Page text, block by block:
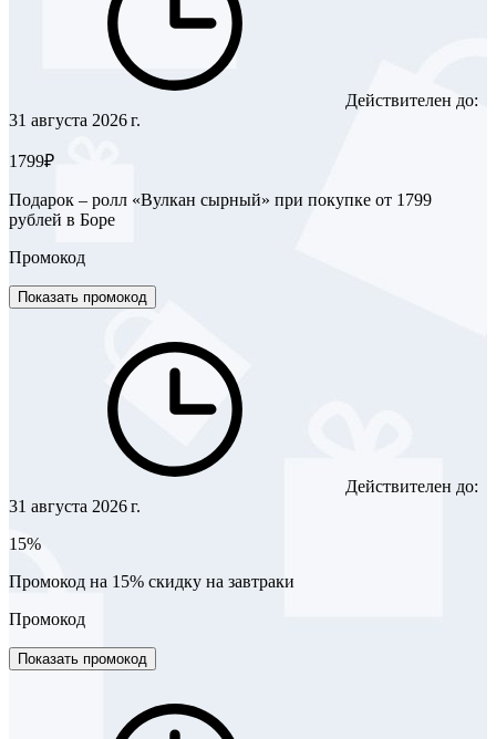
Действителен до:
31 августа 2026 г.
1799₽
Подарок – ролл «Вулкан сырный» при покупке от 1799
рублей в Боре
Промокод
Показать промокод
Действителен до:
31 августа 2026 г.
15%
Промокод на 15% скидку на завтраки
Промокод
Показать промокод